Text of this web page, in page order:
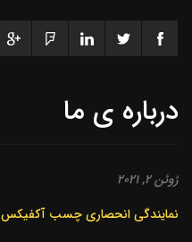
درباره ی ما
ژوئن 2, 2021
نمایندگی انحصاری چسب آکفیکس